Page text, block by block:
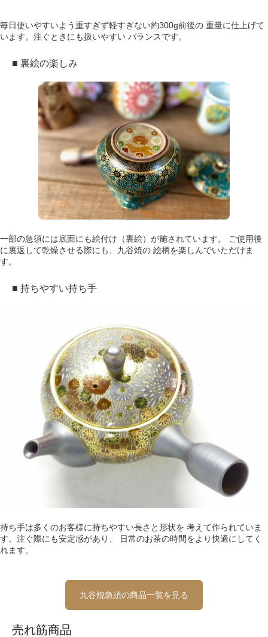
毎日使いやすいよう重すぎず軽すぎない約300g前後の 重量に仕上げて
います。注ぐときにも扱いやすい バランスです。
■ 裏絵の楽しみ
一部の急須には底面にも絵付け（裏絵）が施されています。 ご使用後
に裏返して乾燥させる際にも、九谷焼の 絵柄を楽しんでいただけま
す。
■ 持ちやすい持ち手
持ち手は多くのお客様に持ちやすい長さと形状を 考えて作られていま
す。注ぐ際にも安定感があり、 日常のお茶の時間をより快適にしてく
れます。
九谷焼急須の商品一覧を見る
売れ筋商品